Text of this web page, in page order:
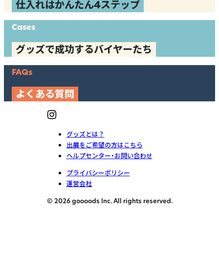
仕入れはかんたん4ステップ
Cases
グッズで成功するバイヤーたち
FAQs
よくある質問
グッズとは？
出展をご希望の方はこちら
ヘルプセンター・お問い合わせ
プライバシーポリシー
運営会社
© 2026 goooods Inc. All rights reserved.